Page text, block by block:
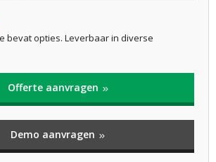
bevat opties. Leverbaar in diverse
Offerte aanvragen
Demo aanvragen